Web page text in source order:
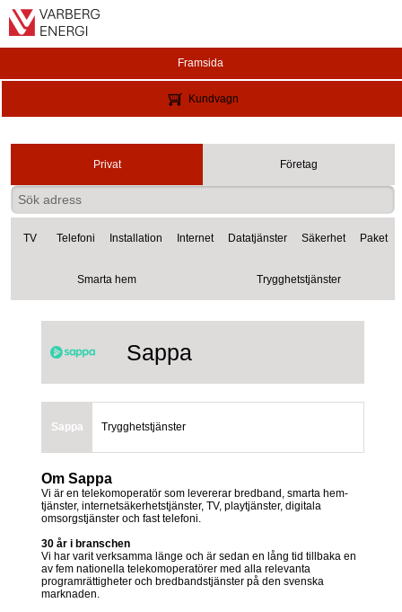
Framsida
Kundvagn
Privat Företag
TV Telefoni Installation Internet Datatjänster Säkerhet Paket
Smarta hem Trygghetstjänster
Sappa
Sappa Trygghetstjänster
Om Sappa
Vi är en telekomoperatör som levererar bredband, smarta hem-
tjänster, internetsäkerhetstjänster, TV, playtjänster, digitala
omsorgstjänster och fast telefoni.
30 år i branschen
Vi har varit verksamma länge och är sedan en lång tid tillbaka en
av fem nationella telekomoperatörer med alla relevanta
programrättigheter och bredbandstjänster på den svenska
marknaden.